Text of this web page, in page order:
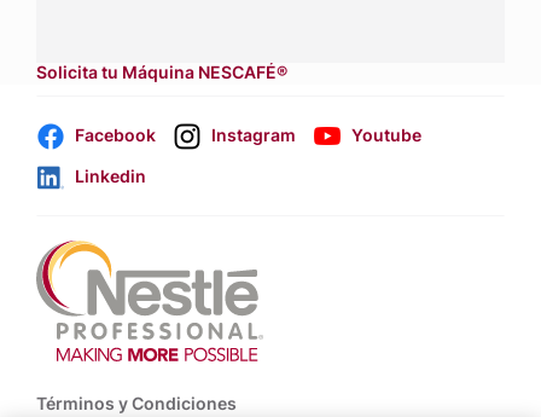
Solicita tu Máquina NESCAFÉ®
Facebook Instagram
Youtube
Linkedin
Footer
Términos y Condiciones